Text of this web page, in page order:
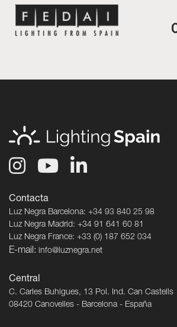
Contacta
Luz Negra Barcelona: +34 93 840 25 98
Luz Negra Madrid: +34 91 641 60 81
Luz Negra France: +33 (0) 187 652 034
E-mail: info@luznegra.net
Central
C. Carles Buhigues, 13 Pol. Ind. Can Castells
08420 Canovelles - Barcelona - España